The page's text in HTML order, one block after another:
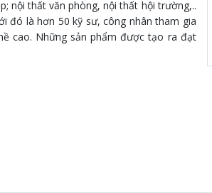
nội thất văn phòng, nội thất hội trường,..
đó là hơn 50 kỹ sư, công nhân tham gia
cao. Những sản phẩm được tạo ra đạt